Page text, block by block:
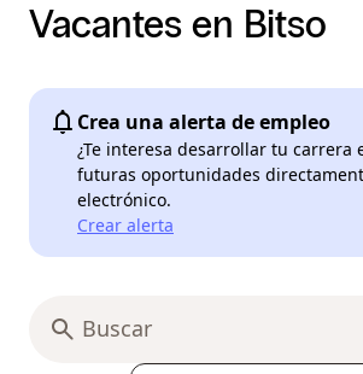
Vacantes en Bitso
Crea una alerta de empleo
¿Te interesa desarrollar tu carrera
futuras oportunidades
electrónico.
Crear alerta